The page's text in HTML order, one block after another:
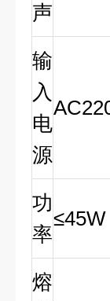
声
输
入
电
源
功
率
≤45W
熔